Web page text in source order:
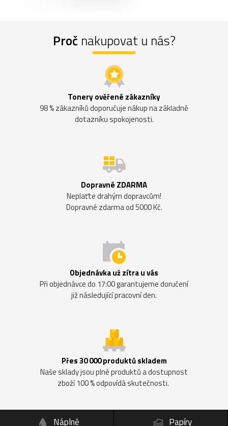
Proč nakupovat u nás?
Tonery ověřené zákazníky
98 % zákazníků doporučuje nákup na základně
dotazníku spokojenosti.
Dopravné ZDARMA
Neplaťte drahým dopravcům!
Dopravné zdarma od 5000 Kč.
Objednávka už zítra u vás
Při objednávce do 17:00 garantujeme doručení
již následující pracovní den.
Přes 30 000 produktů skladem
Naše sklady jsou plné produktů a dostupnost
zboží 100 % odpovídá skutečnosti.
Náplně
Papíry